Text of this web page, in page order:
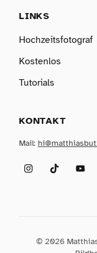
LINKS
Hochzeitsfotograf
Kostenlos
Tutorials
KONTAKT
Mail:
InstagramTikTok
© 2026